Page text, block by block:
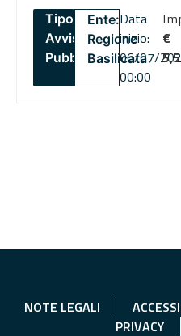
Tipo:
Avviso
Pubblico
Ente:
Regione
Basilicata
Data
inizio:
06/07/
00:00
€
NOTE LEGALI
PRIVACY